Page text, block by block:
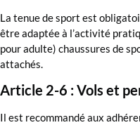
La tenue de sport est
être adaptée à l’activité
pour adulte) chaussures de
attachés.
Article 2-6 : Vols et
Il est recommandé aux